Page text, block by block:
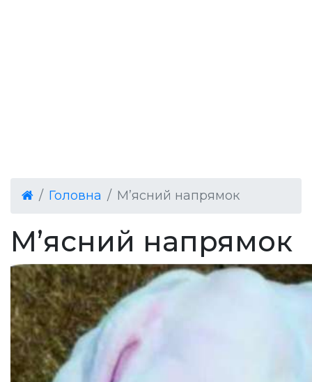
Головна М’ясний напрямок
М’ясний напрямок